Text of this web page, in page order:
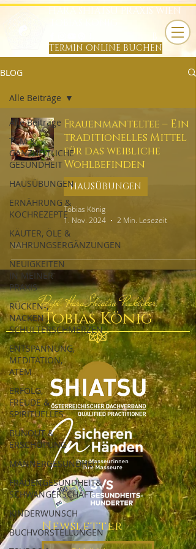
HARA SHIATSU PRAXIS WIEN
TERMIN ONLINE BUCHEN
BLOG
Alle Beiträge
TCM &
GANZHEITLICHE
GESUNDHEIT
HAUSÜBUNGEN
ERNÄHRUNG &
KOCHREZEPTE
KÄUTER, ÖLE &
NAHRUNGSERGÄNZUNGEN
NEUIGKEITEN
IN MEINER
PRAXIS
RÜCKEN-,
NACKEN-,
SCHULTERSCHMERZEN
ENTSPANNUNG,
MEDITATION,
ATEM
ERFOLG,
FREUDE &
SPIRITUELLES
BUNOUT &
ERSCHÖPUNG
MÄNNERGESUNDHEIT
FRAUENGESUNDHEIT&
SCHWANGERSCHAFT
KINDERWUNSCH
BUCHVORSTELLUNGEN
Alle Beiträge
Frauenmanteltee – Ein
traditionelles Mittel
für das weibliche
Wohlbefinden
HAUSÜBUNGEN
Tobias König
1. Nov. 2024
2 Min. Lesezeit
Dipl. Hara Shiatsu Praktiker
Tobias König
Newsletter